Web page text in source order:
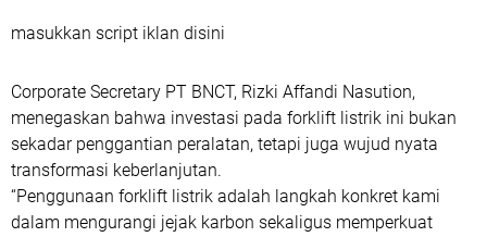
masukkan script iklan disini
Corporate Secretary PT BNCT, Rizki Affandi Nasution,
menegaskan bahwa investasi pada forklift listrik ini bukan
sekadar penggantian peralatan, tetapi juga wujud nyata
transformasi keberlanjutan.
“Penggunaan forklift listrik adalah langkah konkret kami
dalam mengurangi jejak karbon sekaligus memperkuat